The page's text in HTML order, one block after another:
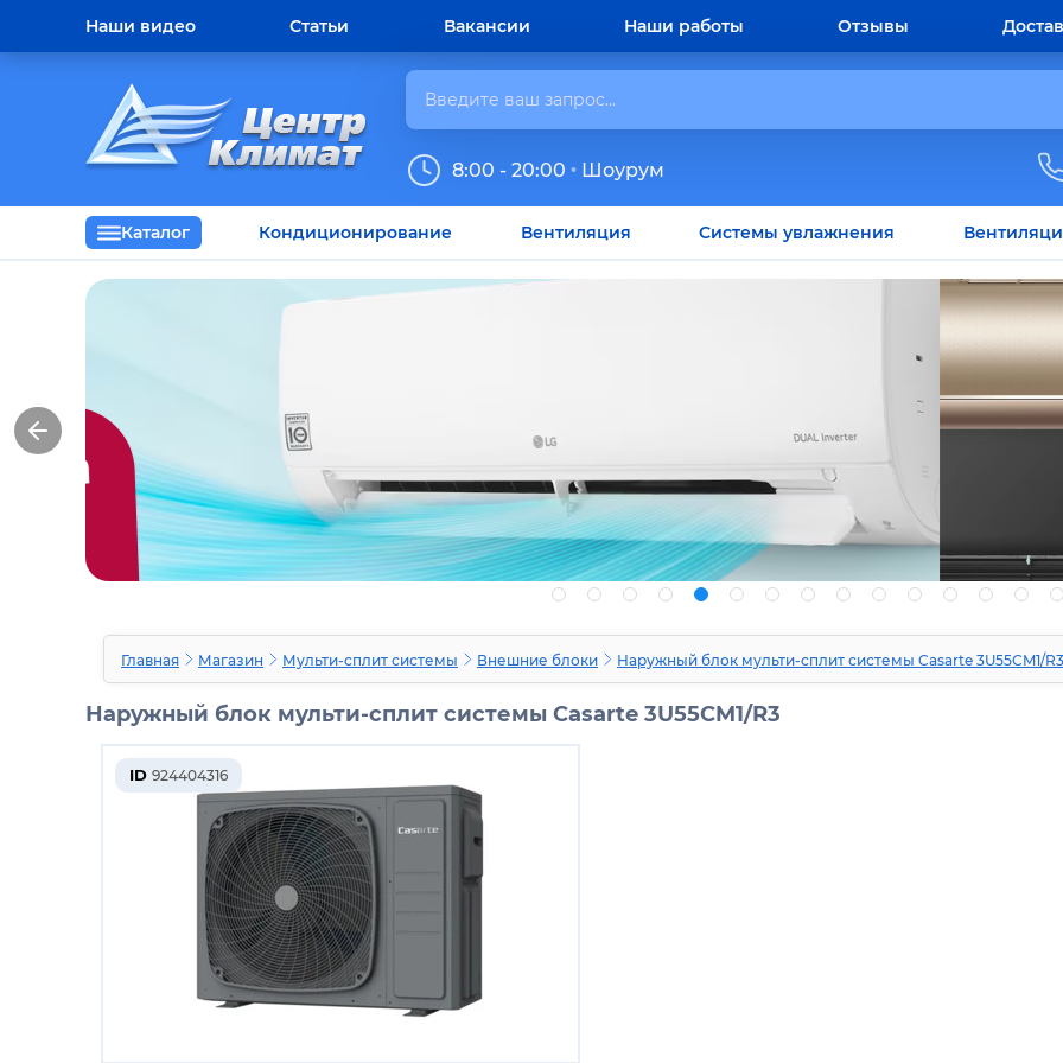
Наши видео Статьи Вакансии Наши работы Отзывы
8:00 - 20:00 Шоурум
Каталог Кондиционирование Вентиляция Системы увлажнения
Главная Магазин Мульти-сплит системы Внешние блоки Наружный блок мульти-сплит системы Casarte 3U55CM1/R3
Наружный блок мульти-сплит системы Casarte 3U55CM1/R3
ID 924404316